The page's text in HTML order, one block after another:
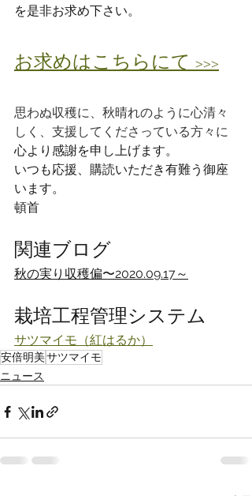
を是非お求め下さい。
お求めはこちらにて >>>
思わぬ収穫に、秋晴れのように心清々
しく、支援してくださっている方々に
心より感謝を申し上げます。
いつも応援、購読いただき有難う御座
います。
頓首
関連ブログ
秋の実り収穫偏〜2020.09.17～
栽培工程管理システム
サツマイモ（紅はるか）
安倍明美サツマイモ
ニュース